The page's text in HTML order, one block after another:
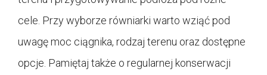
cele. Przy wyborze równiarki warto wziąć pod
uwagę moc ciągnika, rodzaj terenu oraz dostępne
opcje. Pamiętaj także o regularnej konserwacji